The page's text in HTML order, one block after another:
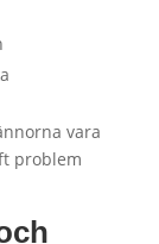
vara
problem